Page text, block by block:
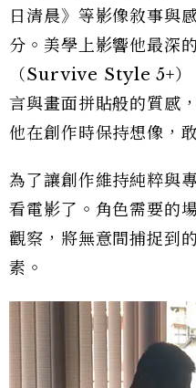
日清晨》等影像敘事與
分。美學上影響他最深
（Survive Style 5+）
言與畫面拼貼般的質感
他在創作時保持想像，
為了讓創作維持純粹與
看電影了。角色需要的
觀察，將無意間捕捉到
素。